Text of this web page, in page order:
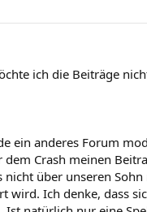
ich die Beiträge
ein anderes Forum
Crash meinen
über unseren
wird. Ich denke, dass